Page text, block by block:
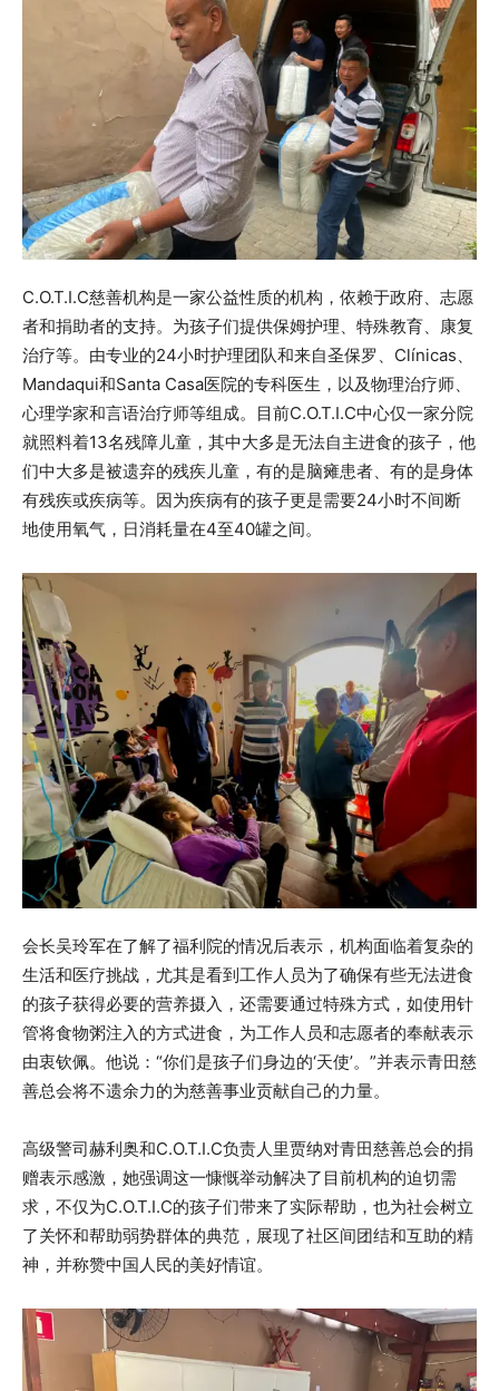
C.O.T.I.C慈善机构是一家公益性质的机构，依赖于政府、志愿
者和捐助者的支持。为孩子们提供保姆护理、特殊教育、康复
治疗等。由专业的24小时护理团队和来自圣保罗、Clínicas、
Mandaqui和Santa Casa医院的专科医生，以及物理治疗师、
心理学家和言语治疗师等组成。目前C.O.T.I.C中心仅一家分院
就照料着13名残障儿童，其中大多是无法自主进食的孩子，他
们中大多是被遗弃的残疾儿童，有的是脑瘫患者、有的是身体
有残疾或疾病等。因为疾病有的孩子更是需要24小时不间断
地使用氧气，日消耗量在4至40罐之间。
会长吴玲军在了解了福利院的情况后表示，机构面临着复杂的
生活和医疗挑战，尤其是看到工作人员为了确保有些无法进食
的孩子获得必要的营养摄入，还需要通过特殊方式，如使用针
管将食物粥注入的方式进食，为工作人员和志愿者的奉献表示
由衷钦佩。他说：“你们是孩子们身边的‘天使’。”并表示青田慈
善总会将不遗余力的为慈善事业贡献自己的力量。
高级警司赫利奥和C.O.T.I.C负责人里贾纳对青田慈善总会的捐
赠表示感激，她强调这一慷慨举动解决了目前机构的迫切需
求，不仅为C.O.T.I.C的孩子们带来了实际帮助，也为社会树立
了关怀和帮助弱势群体的典范，展现了社区间团结和互助的精
神，并称赞中国人民的美好情谊。